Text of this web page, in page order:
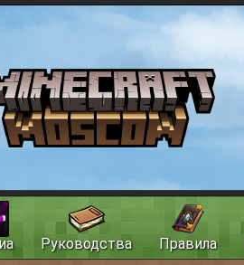
Руководства Правила